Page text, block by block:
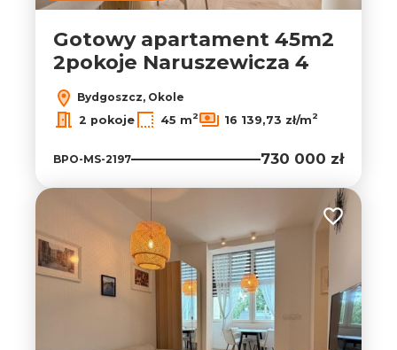
Gotowy apartament 45m2
2pokoje Naruszewicza 4
Bydgoszcz, Okole
2 pokoje
45 m2 16 139,73 zł/m2
BPO-MS-2197 730 000 zł
Dodaj do